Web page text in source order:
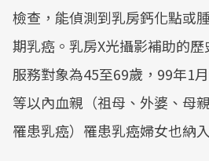
檢查，能偵測到乳房鈣化點或
期乳癌。乳房X光攝影補助的
服務對象為45至69歲，99年1
等以內血親（祖母、外婆、母
罹患乳癌）罹患乳癌婦女也納